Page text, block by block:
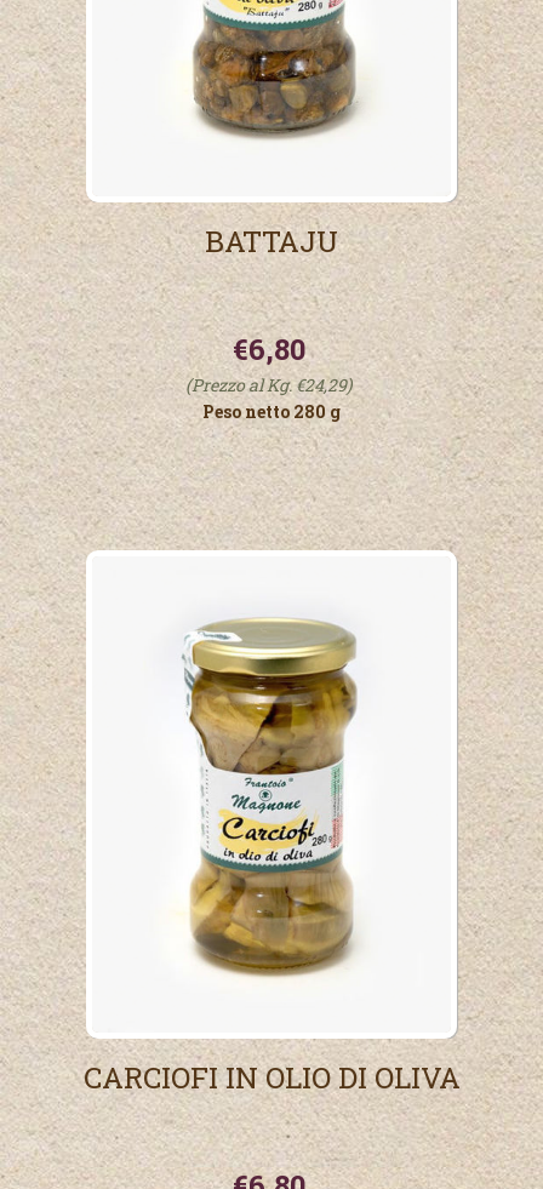
BATTAJU
€6,80
(Prezzo al Kg. €24,29)
Peso netto 280 g
CARCIOFI IN OLIO DI OLIVA